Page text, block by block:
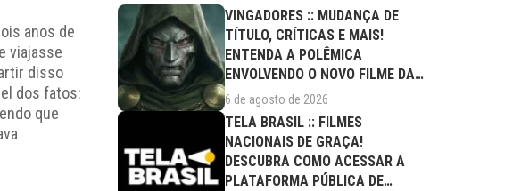
anos de
viajasse
disso
dos fatos:
que
VINGADORES :: MUDANÇA DE
TÍTULO, CRÍTICAS E MAIS!
ENTENDA A POLÊMICA
ENVOLVENDO O NOVO FILME DA
MARVEL
6 de agosto de 2026
TELA BRASIL :: FILMES
NACIONAIS DE GRAÇA!
DESCUBRA COMO ACESSAR A
PLATAFORMA PÚBLICA DE